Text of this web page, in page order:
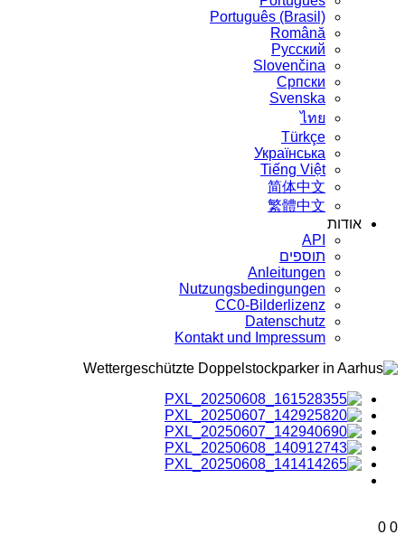
Português (Brasil)
Română
Русский
Slovenčina
Српски
Svenska
ไทย
Türkçe
Українська
Tiếng Việt
简体中文
繁體中文
אודות
API
תוספים
Anleitungen
Nutzungsbedingungen
CC0-Bilderlizenz
Datenschutz
Kontakt und Impressum
0
0